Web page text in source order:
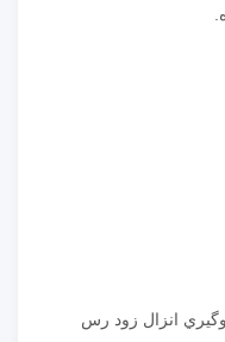
انزال زود رس